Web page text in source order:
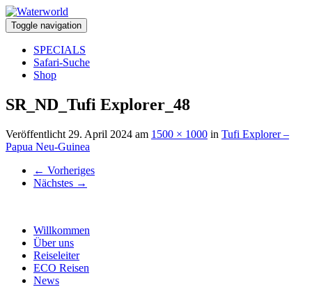
Toggle navigation
SPECIALS
Safari-Suche
Shop
SR_ND_Tufi Explorer_48
Veröffentlicht 29. April 2024 am 1500 × 1000 in Tufi Explorer –
Papua Neu-Guinea
← Vorheriges
Nächstes →
Willkommen
Über uns
Reiseleiter
ECO Reisen
News